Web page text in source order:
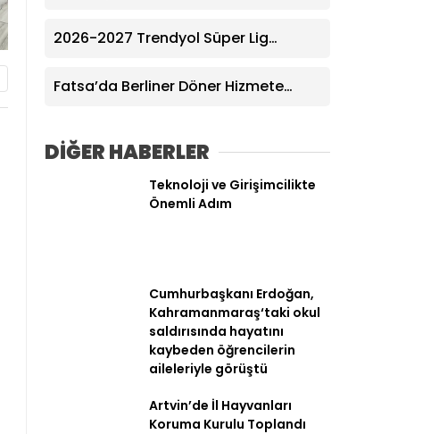
Facebook
2026-2027 Trendyol Süper Lig
Fatsa’da Berliner Döner Hizmete
DİĞER HABERLER
Teknoloji ve Girişimcilikte
Önemli Adım
Cumhurbaşkanı Erdoğan,
Kahramanmaraş‘taki okul
saldırısında hayatını
kaybeden öğrencilerin
aileleriyle görüştü
Artvin’de İl Hayvanları
Koruma Kurulu Toplandı